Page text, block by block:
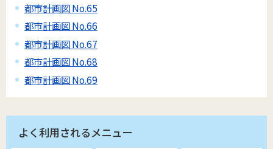
都市計画図 No.65
都市計画図 No.66
都市計画図 No.67
都市計画図 No.68
都市計画図 No.69
よく利用されるメニュー